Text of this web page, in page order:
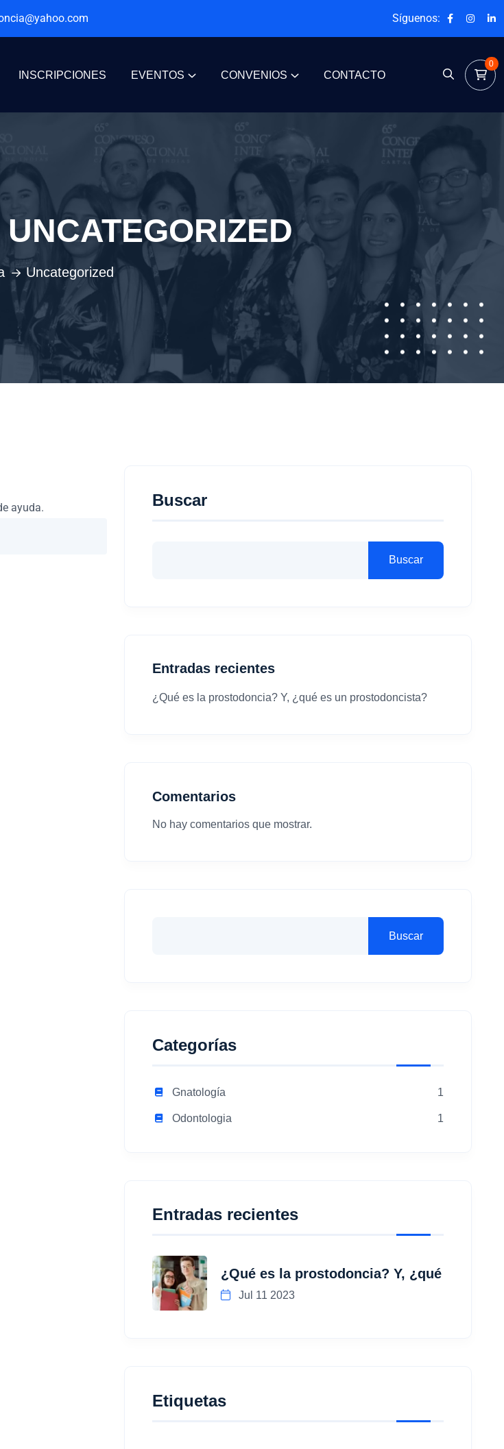
Síguenos:
INSCRIPCIONES EVENTOS CONVENIOS CONTACTO
0
UNCATEGORIZED
Uncategorized
ayuda. Buscar
Buscar
Entradas recientes
¿Qué es la prostodoncia? Y, ¿qué es un prostodoncista?
Comentarios
No hay comentarios que mostrar.
Buscar
Categorías
Gnatología 1
Odontologia 1
Entradas recientes
¿Qué es la prostodoncia? Y, ¿qué
Jul 11 2023
Etiquetas